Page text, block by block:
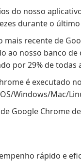
do nosso
durante o
mais recente de
ao nosso banco de
por 29% de todas
é executado
Windows/Mac/
Google Chrome
rápido e